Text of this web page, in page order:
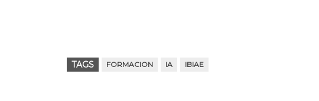
TAGS FORMACION IA IBIAE